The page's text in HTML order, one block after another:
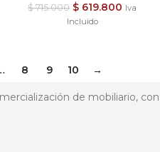
$715.000 $ 619.800 Iva
Incluido
8 9 10 →
de mobiliario, con